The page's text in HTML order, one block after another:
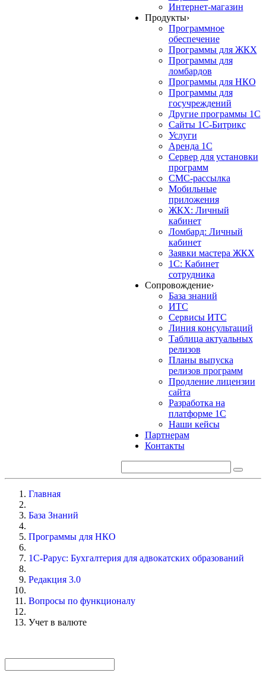
Интернет-магазин
Продукты›
Программное
обеспечение
Программы для ЖКХ
Программы для
ломбардов
Программы для НКО
Программы для
госучреждений
Другие программы 1С
Сайты 1С-Битрикс
Услуги
Аренда 1С
Сервер для установки
программ
СМС-рассылка
Мобильные
приложения
ЖКХ: Личный
кабинет
Ломбард: Личный
кабинет
Заявки мастера ЖКХ
1С: Кабинет
сотрудника
Сопровождение›
База знаний
ИТС
Сервисы ИТС
Линия консультаций
Таблица актуальных
релизов
Планы выпуска
релизов программ
Продление лицензии
сайта
Разработка на
платформе 1С
Наши кейсы
Партнерам
Контакты
Главная
База Знаний
Программы для НКО
1С-Рарус: Бухгалтерия для адвокатских образований
Редакция 3.0
Вопросы по функционалу
Учет в валюте